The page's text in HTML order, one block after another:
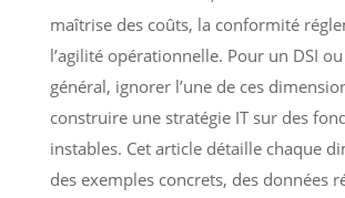
maîtrise des coûts, la conformité
l’agilité opérationnelle. Pour un DSI
général, ignorer l’une de ces
construire une stratégie IT sur des
instables. Cet article détaille chaque
des exemples concrets, des données